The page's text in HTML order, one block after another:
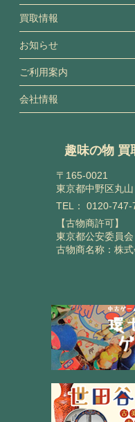
買取情報
お知らせ
ご利用案内
会社情報
趣味の物 買
〒165-0021
東京都中野区丸
TEL： 0120-747-
【古物商許可】
東京都公安委員
古物商名称：株式